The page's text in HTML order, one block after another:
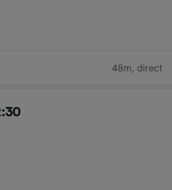
48m, direct